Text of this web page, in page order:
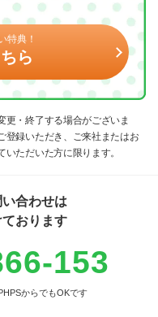
特典！
ら
・終了する場合がございま
録いただき、ご来社またはお
ただいた方に限ります。
合わせは
おります
153
からでもOKです